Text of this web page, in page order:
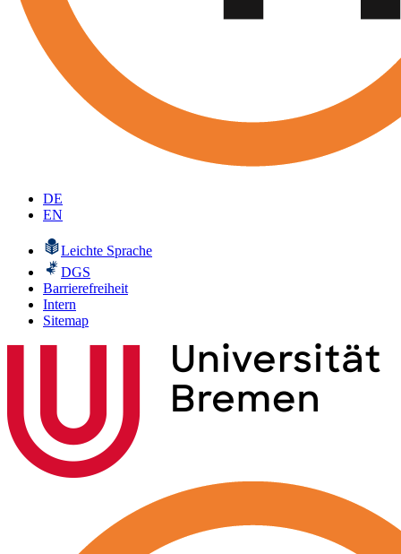
DE
EN
Leichte Sprache
DGS
Barrierefreiheit
Intern
Sitemap